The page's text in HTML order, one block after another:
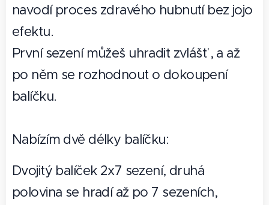
navodí proces zdravého hubnutí bez jojo
efektu.
První sezení můžeš uhradit zvlášť , a až
po něm se rozhodnout o dokoupení
balíčku.
Nabízím dvě délky balíčku:
Dvojitý balíček 2x7 sezení, druhá
polovina se hradí až po 7 sezeních,